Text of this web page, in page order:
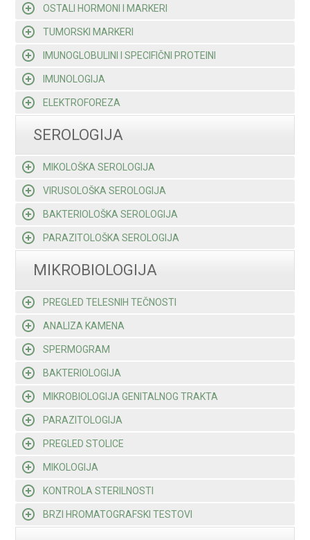
OSTALI HORMONI I MARKERI
TUMORSKI MARKERI
IMUNOGLOBULINI I SPECIFIČNI PROTEINI
IMUNOLOGIJA
ELEKTROFOREZA
SEROLOGIJA
MIKOLOŠKA SEROLOGIJA
VIRUSOLOŠKA SEROLOGIJA
BAKTERIOLOŠKA SEROLOGIJA
PARAZITOLOŠKA SEROLOGIJA
MIKROBIOLOGIJA
PREGLED TELESNIH TEČNOSTI
ANALIZA KAMENA
SPERMOGRAM
BAKTERIOLOGIJA
MIKROBIOLOGIJA GENITALNOG TRAKTA
PARAZITOLOGIJA
PREGLED STOLICE
MIKOLOGIJA
KONTROLA STERILNOSTI
BRZI HROMATOGRAFSKI TESTOVI